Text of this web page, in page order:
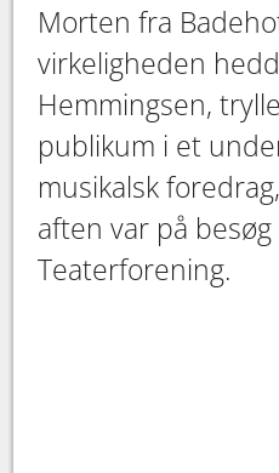
Morten fra
virkeligheden
Hemmingsen,
publikum i et
musikalsk
aften var på
Teaterforening.